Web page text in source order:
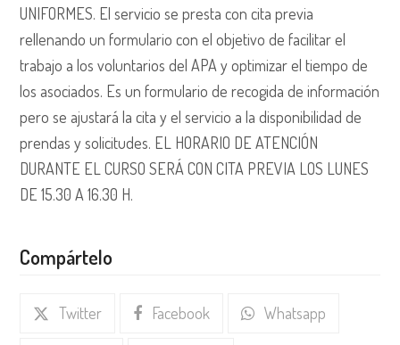
UNIFORMES. El servicio se presta con cita previa
rellenando un formulario con el objetivo de facilitar el
trabajo a los voluntarios del APA y optimizar el tiempo de
los asociados. Es un formulario de recogida de información
pero se ajustará la cita y el servicio a la disponibilidad de
prendas y solicitudes. EL HORARIO DE ATENCIÓN
DURANTE EL CURSO SERÁ CON CITA PREVIA LOS LUNES
DE 15.30 A 16.30 H.
Compártelo
Twitter Facebook Whatsapp